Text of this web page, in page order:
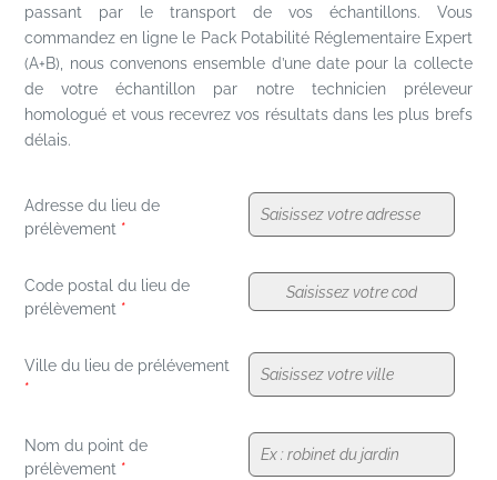
passant par le transport de vos échantillons. Vous
commandez en ligne le Pack Potabilité Réglementaire Expert
(A+B), nous convenons ensemble d’une date pour la collecte
de votre échantillon par notre technicien préleveur
homologué et vous recevrez vos résultats dans les plus brefs
délais.
Adresse du lieu de
prélèvement *
Code postal du lieu de
prélèvement *
Ville du lieu de prélévement
*
Nom du point de
prélèvement *